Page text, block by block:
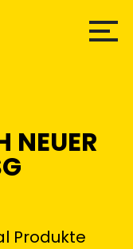
NEUER
Produkte